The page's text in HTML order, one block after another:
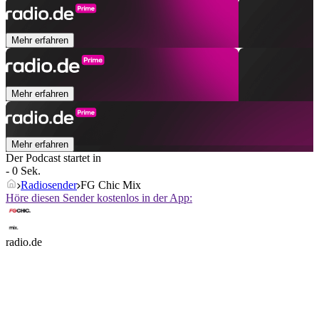
Mehr erfahren
Mehr erfahren
Mehr erfahren
Der Podcast startet in
- 0 Sek.
Radiosender FG Chic Mix
Höre diesen Sender kostenlos in der App:
radio.de